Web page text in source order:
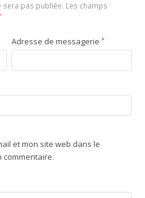
sera pas publiée. Les champs
Adresse de messagerie*
et mon site web dans le
commentaire.